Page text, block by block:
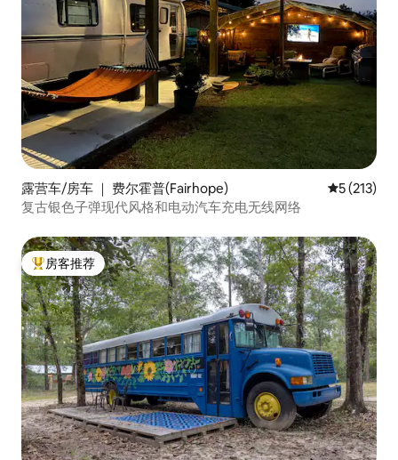
露营车/房车 ｜ 费尔霍普(Fairhope) 平均评分 5
5 (213)
复古银色子弹现代风格和电动汽车充电无线网络
热门「房客推荐」
房客推荐